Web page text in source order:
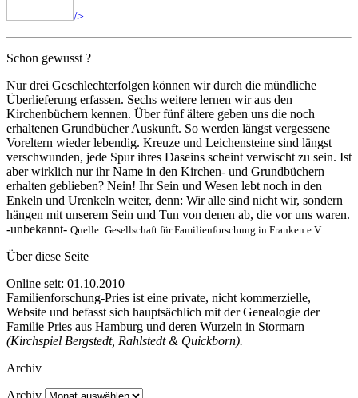
/>
Schon gewusst ?
Nur drei Geschlechterfolgen können wir durch die mündliche
Überlieferung erfassen. Sechs weitere lernen wir aus den
Kirchenbüchern kennen. Über fünf ältere geben uns die noch
erhaltenen Grundbücher Auskunft. So werden längst vergessene
Voreltern wieder lebendig. Kreuze und Leichensteine sind längst
verschwunden, jede Spur ihres Daseins scheint verwischt zu sein. Ist
aber wirklich nur ihr Name in den Kirchen- und Grundbüchern
erhalten geblieben? Nein! Ihr Sein und Wesen lebt noch in den
Enkeln und Urenkeln weiter, denn: Wir alle sind nicht wir, sondern
hängen mit unserem Sein und Tun von denen ab, die vor uns waren.
-unbekannt- Quelle: Gesellschaft für Familienforschung in Franken e.V
Über diese Seite
Online seit: 01.10.2010
Familienforschung-Pries ist eine private, nicht kommerzielle,
Website und befasst sich hauptsächlich mit der Genealogie der
Familie Pries aus Hamburg und deren Wurzeln in Stormarn
(Kirchspiel Bergstedt, Rahlstedt & Quickborn).
Archiv